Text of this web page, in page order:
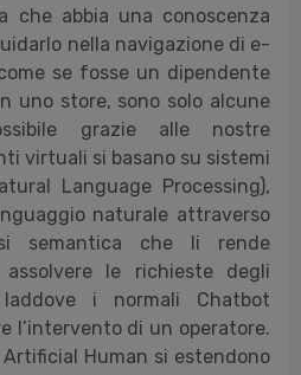
che abbia una conoscenza
nella navigazione di e-
se fosse un dipendente
uno store, sono solo alcune
grazie alle nostre
virtuali si basano su sistemi
Language Processing),
naturale attraverso
semantica che li rende
le richieste degli
i normali Chatbot
l’intervento di un operatore.
Human si estendono